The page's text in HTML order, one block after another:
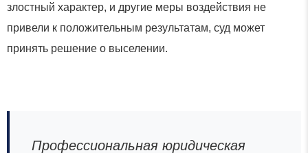
злостный характер, и другие меры воздействия не
привели к положительным результатам, суд может
принять решение о выселении.
Профессиональная юридическая